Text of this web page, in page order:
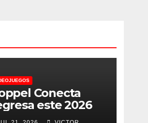
Conecta
este 2026